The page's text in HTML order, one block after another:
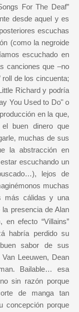
For The Deaf”
desde aquel y es
escuchas
(como la negroide
escuchado en
canciones que –no
de los cincuenta;
Richard y podría
You Used to Do" o
en la que,
buen dinero que
muchas de sus
la abstracción en
escuchando un
lejos de
muchas
más cálidas y una
presencia de Alan
en efecto “Villains”
habría perdido su
sabor de sus
Leeuwen, Dean
Bailable… esa
sin razón porque
de manga tan
concepción porque